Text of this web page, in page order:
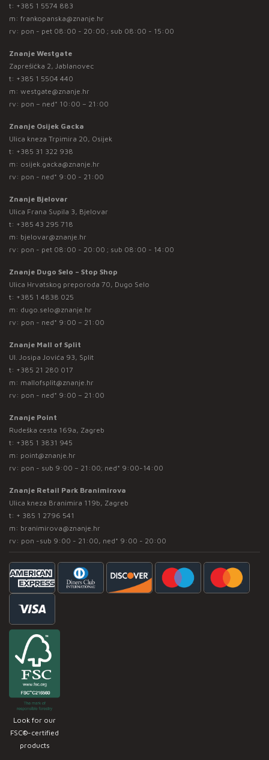
t: +385 1 5574 883
m: frankopanska@znanje.hr
rv: pon - pet 08:00 - 20:00 ; sub 08:00 - 15:00
Znanje Westgate
Zaprešićka 2, Jablanovec
t: +385 1 5504 440
m: westgate@znanje.hr
rv: pon – ned* 10:00 – 21:00
Znanje Osijek Gacka
Ulica kneza Trpimira 20, Osijek
t: +385 31 322 938
m: osijek.gacka@znanje.hr
rv: pon - ned* 9:00 - 21:00
Znanje Bjelovar
Ulica Frana Supila 3, Bjelovar
t: +385 43 295 718
m: bjelovar@znanje.hr
rv: pon - pet 08:00 - 20:00 ; sub 08:00 - 14:00
Znanje Dugo Selo – Stop Shop
Ulica Hrvatskog preporoda 70, Dugo Selo
t: +385 1 4838 025
m: dugo.selo@znanje.hr
rv: pon - ned* 9:00 – 21:00
Znanje Mall of Split
Ul. Josipa Jovića 93, Split
t: +385 21 280 017
m: mallofsplit@znanje.hr
rv: pon - ned* 9:00 – 21:00
Znanje Point
Rudeška cesta 169a, Zagreb
t: +385 1 3831 945
m: point@znanje.hr
rv: pon - sub 9:00 – 21:00; ned* 9:00-14:00
Znanje Retail Park Branimirova
Ulica kneza Branimira 119b, Zagreb
t: + 385 1 2796 541
m: branimirova@znanje.hr
rv: pon -sub 9:00 - 21:00, ned* 9:00 - 20:00
Look for our
FSC®-certified
products